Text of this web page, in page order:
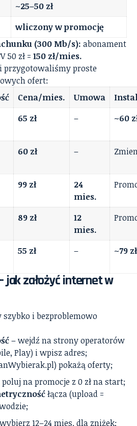
~25–50 zł
wliczony w promocję
(300 Mb/s): abonament
50 zł = 150 zł/mies.
przygotowaliśmy proste
ofert:
Cena/mies. Umowa
65 zł – ~60
60 zł –
99 zł
24
mies.
89 zł
12
mies.
55 zł – ~79 zł
jak założyć internet w
i bezproblemowo
– wejdź na strony operatorów
Play) i wpisz adres;
pokażą oferty;
poluj na promocje z 0 zł na start;
łącza (upload =
12–24 mies. dla zniżek;